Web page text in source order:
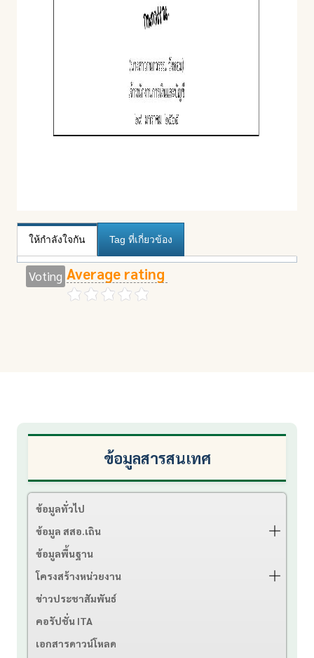
ให้กำลังใจกัน Tag ที่เกี่ยวข้อง
Voting Average rating
ข้อมูลสารสนเทศ
ข้อมูลทั่วไป
ข้อมูล สสอ.เถิน
ข้อมูลพื้นฐาน
โครงสร้างหน่วยงาน
ข่าวประชาสัมพันธ์
คอรัปชั่น ITA
เอกสารดาวน์โหลด